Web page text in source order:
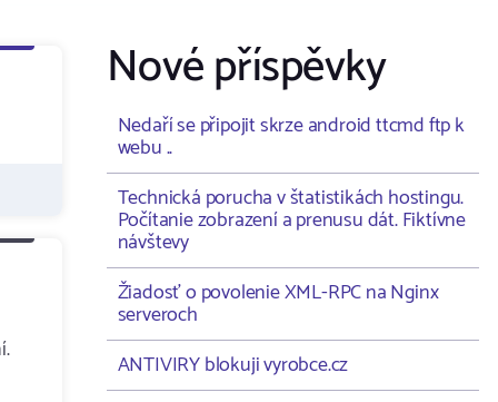
Nové příspěvky
Nedaří se připojit skrze android ttcmd ftp k
webu ..
Technická porucha v štatistikách hostingu.
Počítanie zobrazení a prenusu dát. Fiktívne
návštevy
Žiadosť o povolenie XML-RPC na Nginx
serveroch
ANTIVIRY blokuji vyrobce.cz